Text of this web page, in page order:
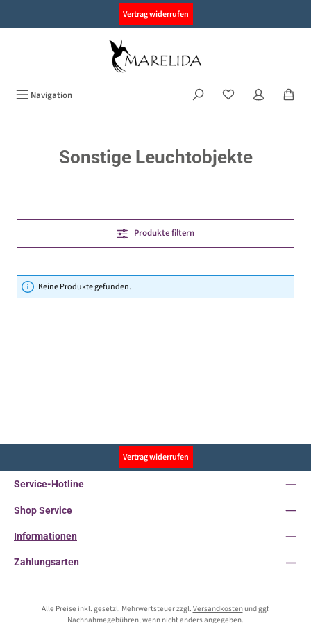
Vertrag widerrufen
Navigation
Sonstige Leuchtobjekte
Produkte filtern
Keine Produkte gefunden.
Vertrag widerrufen
Service-Hotline
Shop Service
Informationen
Zahlungsarten
Alle Preise inkl. gesetzl. Mehrwertsteuer zzgl. Versandkostenund ggf.
Nachnahmegebühren, wenn nicht anders angegeben.